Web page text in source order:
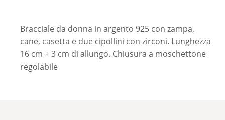
Bracciale da donna in argento 925 con zampa,
cane, casetta e due cipollini con zirconi. Lunghezza
16 cm + 3 cm di allungo. Chiusura a moschettone
regolabile